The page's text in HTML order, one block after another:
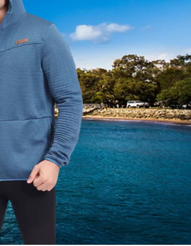
norsk språk